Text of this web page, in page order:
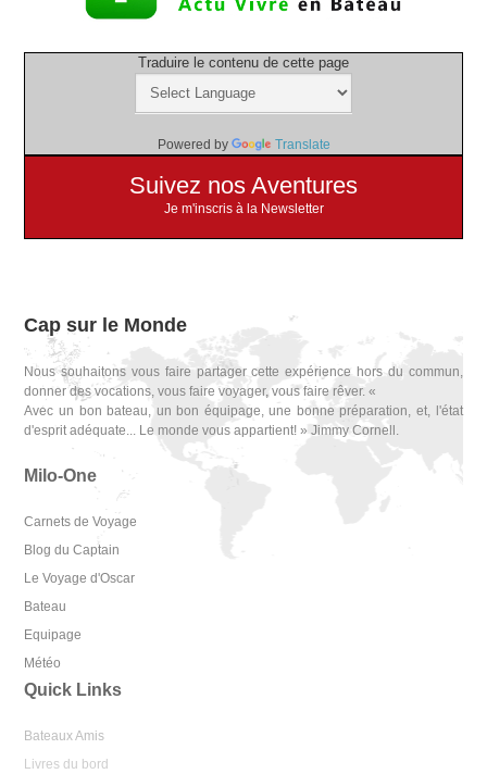
Traduire le contenu de cette page
Powered by Translate
Suivez nos Aventures
Je m'inscris à la Newsletter
Cap sur le Monde
Nous souhaitons vous faire partager cette expérience hors du commun,
donner des vocations, vous faire voyager, vous faire rêver. «
Avec un bon bateau, un bon équipage, une bonne préparation, et, l'état
d'esprit adéquate... Le monde vous appartient! » Jimmy Cornell.
Milo-One
Carnets de Voyage
Blog du Captain
Le Voyage d'Oscar
Bateau
Equipage
Météo
Quick Links
Bateaux Amis
Livres du bord